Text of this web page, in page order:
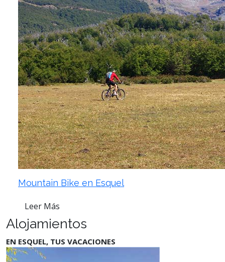
Mountain Bike en Esquel
Leer Más
Alojamientos
EN ESQUEL, TUS VACACIONES